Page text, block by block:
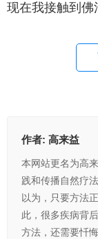
现在我接触到佛
作者: 高来益
本网站更名为高
践和传播自然疗
以为，只要方法
此，很多疾病背
方法，还需要忏